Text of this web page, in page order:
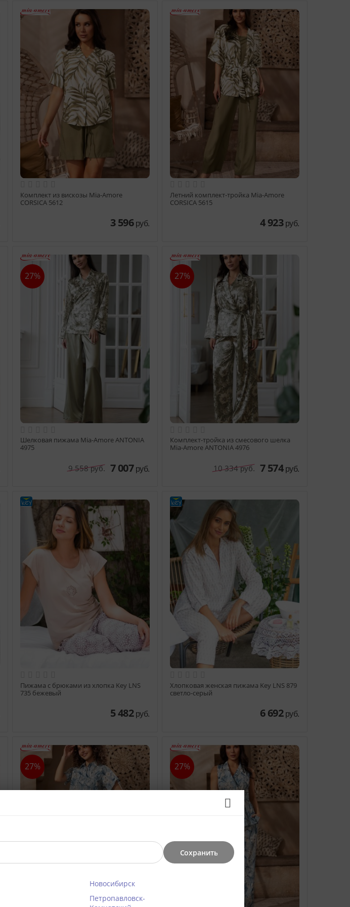
Комплект из вискозы Mia-Amore
CORSICA 5612
3 596 руб.
Летний комплект-тройка Mia-Amore
CORSICA 5615
4 923 руб.
27%
Шелковая пижама Mia-Amore ANTONIA
4975
9 558 руб. 7 007 руб.
27%
Комплект-тройка из смесового шелка
Mia-Amore ANTONIA 4976
10 334 руб. 7 574 руб.
Пижама с брюками из хлопка Key LNS
735 бежевый
5 482 руб.
Хлопковая женская пижама Key LNS 879
светло-серый
6 692 руб.
27% 27%
Сохранить
Новосибирск
Петропавловск-